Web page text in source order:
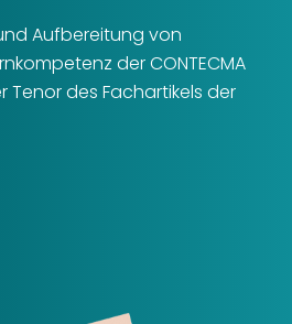
Aufbereitung von
der CONTECMA
Tenor des Fachartikels der